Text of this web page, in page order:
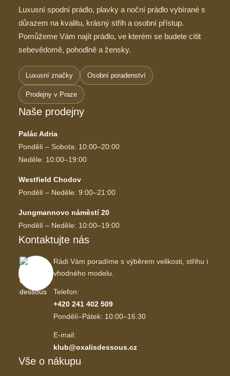
Luxusní spodní prádlo, plavky a noční prádlo vybírané s
důrazem na kvalitu, krásný střih a osobní přístup.
Pomůžeme Vám najít prádlo, ve kterém se budete cítit
sebevědomě, pohodlně a žensky.
Luxusní značky Osobní poradenství
Prodejny v Praze
Naše prodejny
Palác Adria
Pondělí – Sobota: 10:00–20:00
Neděle: 10:00–19:00
Westfield Chodov
Pondělí – Neděle: 9:00–21:00
Jungmannovo náměstí 20
Pondělí – Neděle: 10:00–19:00
Kontaktujte nás
Rádi Vám poradíme s výběrem velikosti, střihu i
vhodného modelu.
Telefon:
+420 241 402 509
Pondělí–Pátek: 10:00–16:30
E-mail:
klub@oxalisdessous.cz
Vše o nákupu